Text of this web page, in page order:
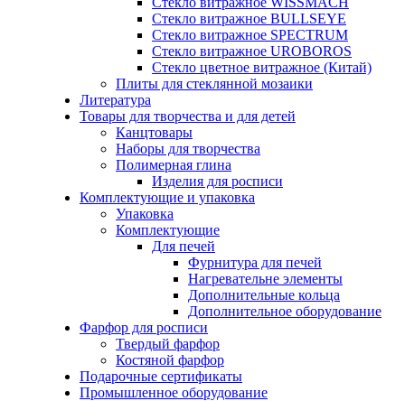
Стекло витражное BULLSEYE
Стекло витражное SPECTRUM
Стекло витражное UROBOROS
Стекло цветное витражное (Китай)
Плиты для стеклянной мозаики
Литература
Товары для творчества и для детей
Канцтовары
Наборы для творчества
Полимерная глина
Изделия для росписи
Комплектующие и упаковка
Упаковка
Комплектующие
Для печей
Фурнитура для печей
Нагревательне элементы
Дополнительные кольца
Дополнительное оборудование
Фарфор для росписи
Твердый фарфор
Костяной фарфор
Подарочные сертификаты
Промышленное оборудование